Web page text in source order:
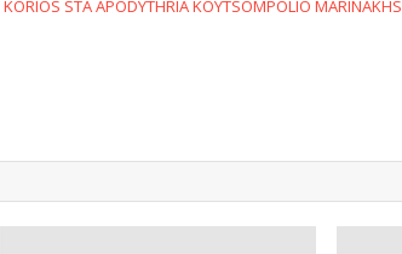
KORIOS STA APODYTHRIAKOYTSOMPOLIO MARINAKHS